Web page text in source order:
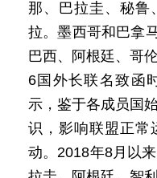
那、巴拉圭、秘鲁
拉。墨西哥和巴拿
巴西、阿根廷、哥
6国外长联名致函
示，鉴于各成员国
识，影响联盟正常
动。2018年8月以